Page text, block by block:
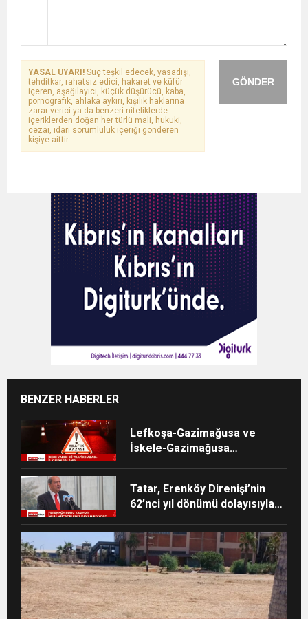
GÖNDER
YASAL UYARI! Suç teşkil edecek, yasadışı,
tehditkar, rahatsız edici, hakaret ve küfür
içeren, aşağılayıcı, küçük düşürücü, kaba,
pornografik, ahlaka aykırı, kişilik haklarına
zarar verici ya da benzeri niteliklerde
içeriklerden doğan her türlü mali, hukuki,
cezai, idari sorumluluk içeriği gönderen
kişiye aittir.
BENZER HABERLER
Lefkoşa-Gazimağusa ve
İskele-Gazimağusa
Tatar, Erenköy Direnişi’nin
62’nci yıl dönümü dolayısıyla